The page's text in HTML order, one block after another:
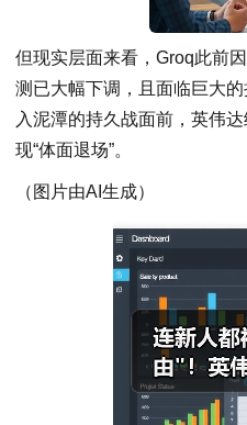
但现实层面来看，Groq此前
测已大幅下调，且面临巨大
入泥潭的持久战面前，英伟
现“体面退场”。
（图片由AI生成）